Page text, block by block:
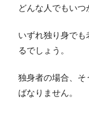
どんな人でもいつ
いずれ独り身で
るでしょう。
独身者の場合、そ
ばなりません。